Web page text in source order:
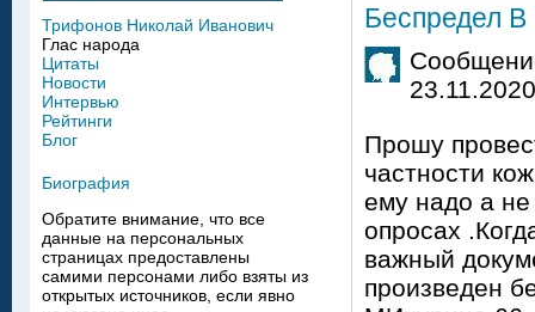
Беспредел В
Прошу
частности
ему надо а не
опросах
важный
произведен
Трифонов Николай Иванович
Глас народа
Цитаты
Новости
Интервью
Рейтинги
Блог
Биография
Обратите внимание, что все
данные на персональных
страницах предоставлены
самими персонами либо взяты из
открытых источников, если явно